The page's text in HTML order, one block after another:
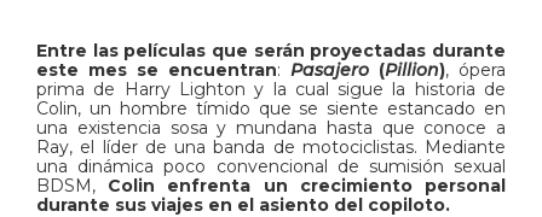
Entre las películas que serán proyectadas durante
este mes se encuentran: Pasajero (Pillion), ópera
prima de Harry Lighton y la cual sigue la historia de
Colin, un hombre tímido que se siente estancado en
una existencia sosa y mundana hasta que conoce a
Ray, el líder de una banda de motociclistas. Mediante
una dinámica poco convencional de sumisión sexual
BDSM, Colin enfrenta un crecimiento personal
durante sus viajes en el asiento del copiloto.